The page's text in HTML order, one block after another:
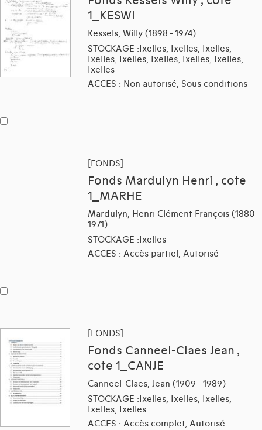
1_KESWI
Kessels, Willy (1898 - 1974)
STOCKAGE :Ixelles, Ixelles, Ixelles,
Ixelles, Ixelles, Ixelles, Ixelles, Ixelles,
Ixelles
ACCES : Non autorisé, Sous conditions
[FONDS]
Fonds Mardulyn Henri , cote
1_MARHE
Mardulyn, Henri Clément François (1880 -
1971)
STOCKAGE :Ixelles
ACCES : Accès partiel, Autorisé
[FONDS]
Fonds Canneel-Claes Jean ,
cote 1_CANJE
Canneel-Claes, Jean (1909 - 1989)
STOCKAGE :Ixelles, Ixelles, Ixelles,
Ixelles, Ixelles
ACCES : Accès complet, Autorisé